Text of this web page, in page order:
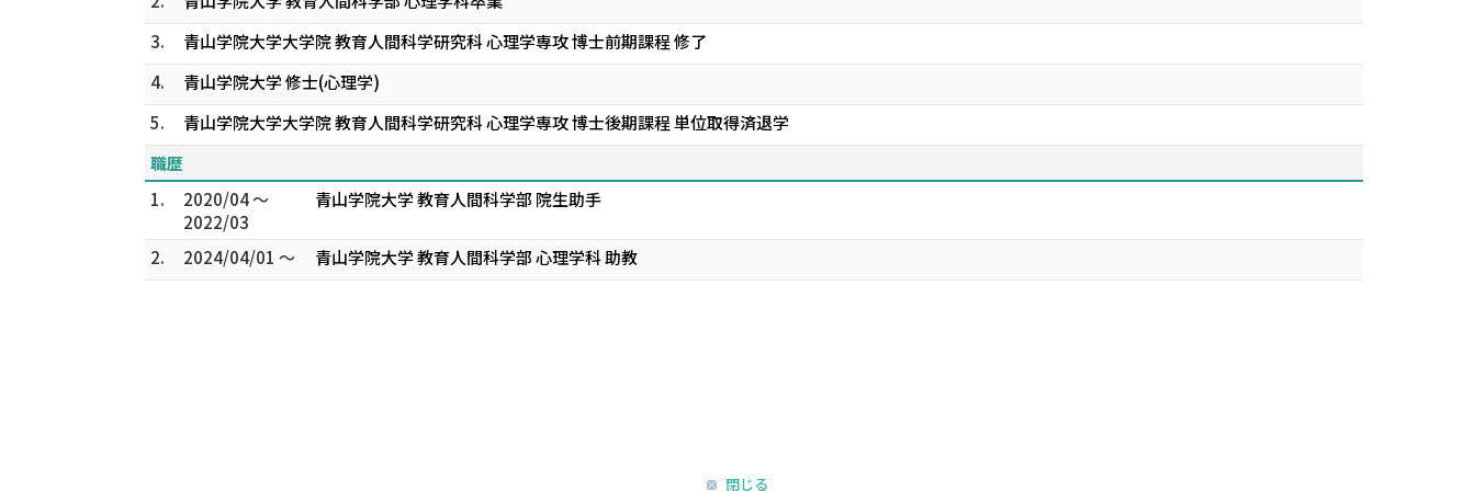
3.
青山学院大学大学院 教育人間科学研究科 心理学専攻 博士前期課程 修了
4.
青山学院大学 修士(心理学)
5.
青山学院大学大学院 教育人間科学研究科 心理学専攻 博士後期課程 単位取得済退学
職歴
1.
2020/04 ～
2022/03
青山学院大学 教育人間科学部 院生助手
2. 2024/04/01 ～ 青山学院大学 教育人間科学部 心理学科 助教
閉じる